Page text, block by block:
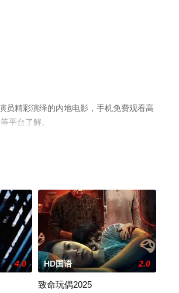
员精彩演绎的内地电影，手机免费观看高
平台了解。
4.0 HD国语 2.0
致命玩偶2025